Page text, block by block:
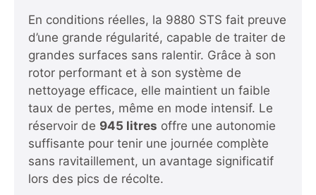
En conditions réelles, la 9880 STS fait preuve
d’une grande régularité, capable de traiter de
grandes surfaces sans ralentir. Grâce à son
rotor performant et à son système de
nettoyage efficace, elle maintient un faible
taux de pertes, même en mode intensif. Le
réservoir de 945 litres offre une autonomie
suffisante pour tenir une journée complète
sans ravitaillement, un avantage significatif
lors des pics de récolte.